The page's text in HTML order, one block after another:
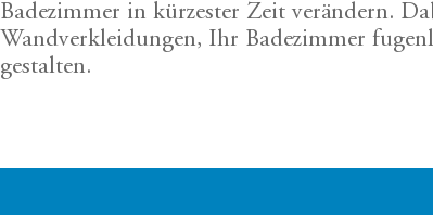
Badezimmer in kürzester Zeit verändern.
Wandverkleidungen, Ihr Badezimmer
gestalten.